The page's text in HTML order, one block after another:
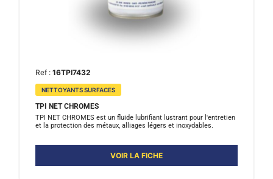
Ref : 16TPI7432
NETTOYANTS SURFACES
TPI NET CHROMES
TPI NET CHROMES est un fluide lubrifiant lustrant pour l'entretien
et la protection des métaux, alliages légers et inoxydables.
VOIR LA FICHE